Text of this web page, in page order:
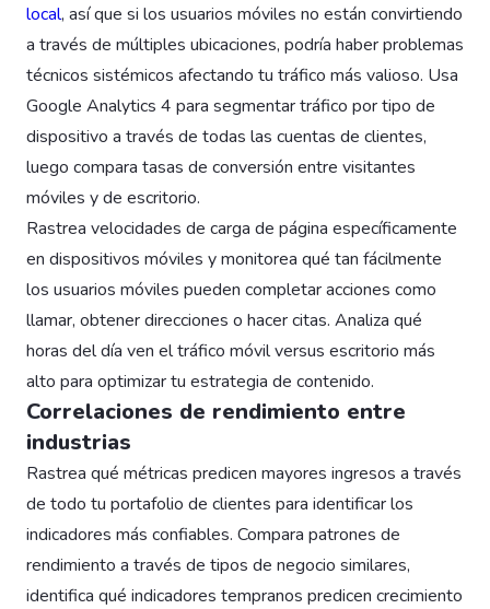
local, así que si los usuarios móviles no están convirtiendo
a través de múltiples ubicaciones, podría haber problemas
técnicos sistémicos afectando tu tráfico más valioso. Usa
Google Analytics 4 para segmentar tráfico por tipo de
dispositivo a través de todas las cuentas de clientes,
luego compara tasas de conversión entre visitantes
móviles y de escritorio.
Rastrea velocidades de carga de página específicamente
en dispositivos móviles y monitorea qué tan fácilmente
los usuarios móviles pueden completar acciones como
llamar, obtener direcciones o hacer citas. Analiza qué
horas del día ven el tráfico móvil versus escritorio más
alto para optimizar tu estrategia de contenido.
Correlaciones de rendimiento entre
industrias
Rastrea qué métricas predicen mayores ingresos a través
de todo tu portafolio de clientes para identificar los
indicadores más confiables. Compara patrones de
rendimiento a través de tipos de negocio similares,
identifica qué indicadores tempranos predicen crecimiento